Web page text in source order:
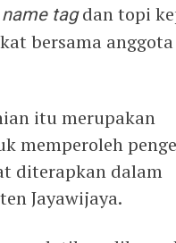
name tagdan topi
bersama anggota
itu merupakan
memperoleh
diterapkan dalam
Jayawijaya.